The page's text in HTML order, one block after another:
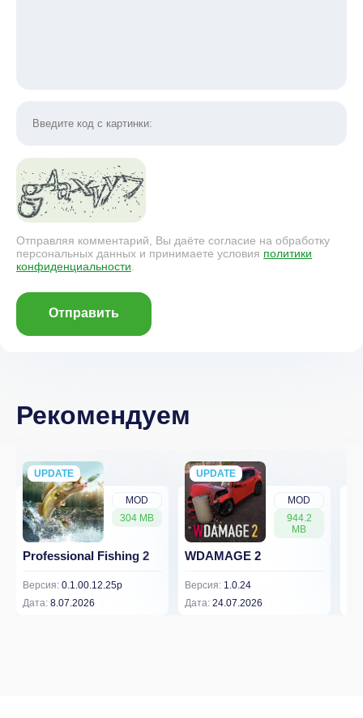
Отправляя комментарий, Вы даёте согласие на обработку
персональных данных и принимаете условия политики
конфиденциальности
Отправить
Рекомендуем
MOD
304 MB
UPDATE
NEW
Professional Fishing 2
Версия: 0.1.00.12.25p
Дата: 8.07.2026
MOD
944.2
MB
UPDATE
NEW
WDAMAGE 2
Версия: 1.0.24
Дата: 24.07.2026